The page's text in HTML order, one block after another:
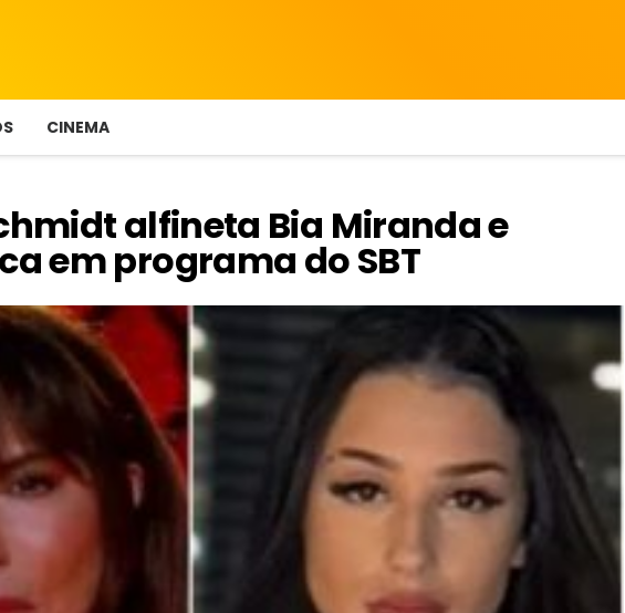
CINEMA
alfineta Bia Miranda e
em programa do SBT